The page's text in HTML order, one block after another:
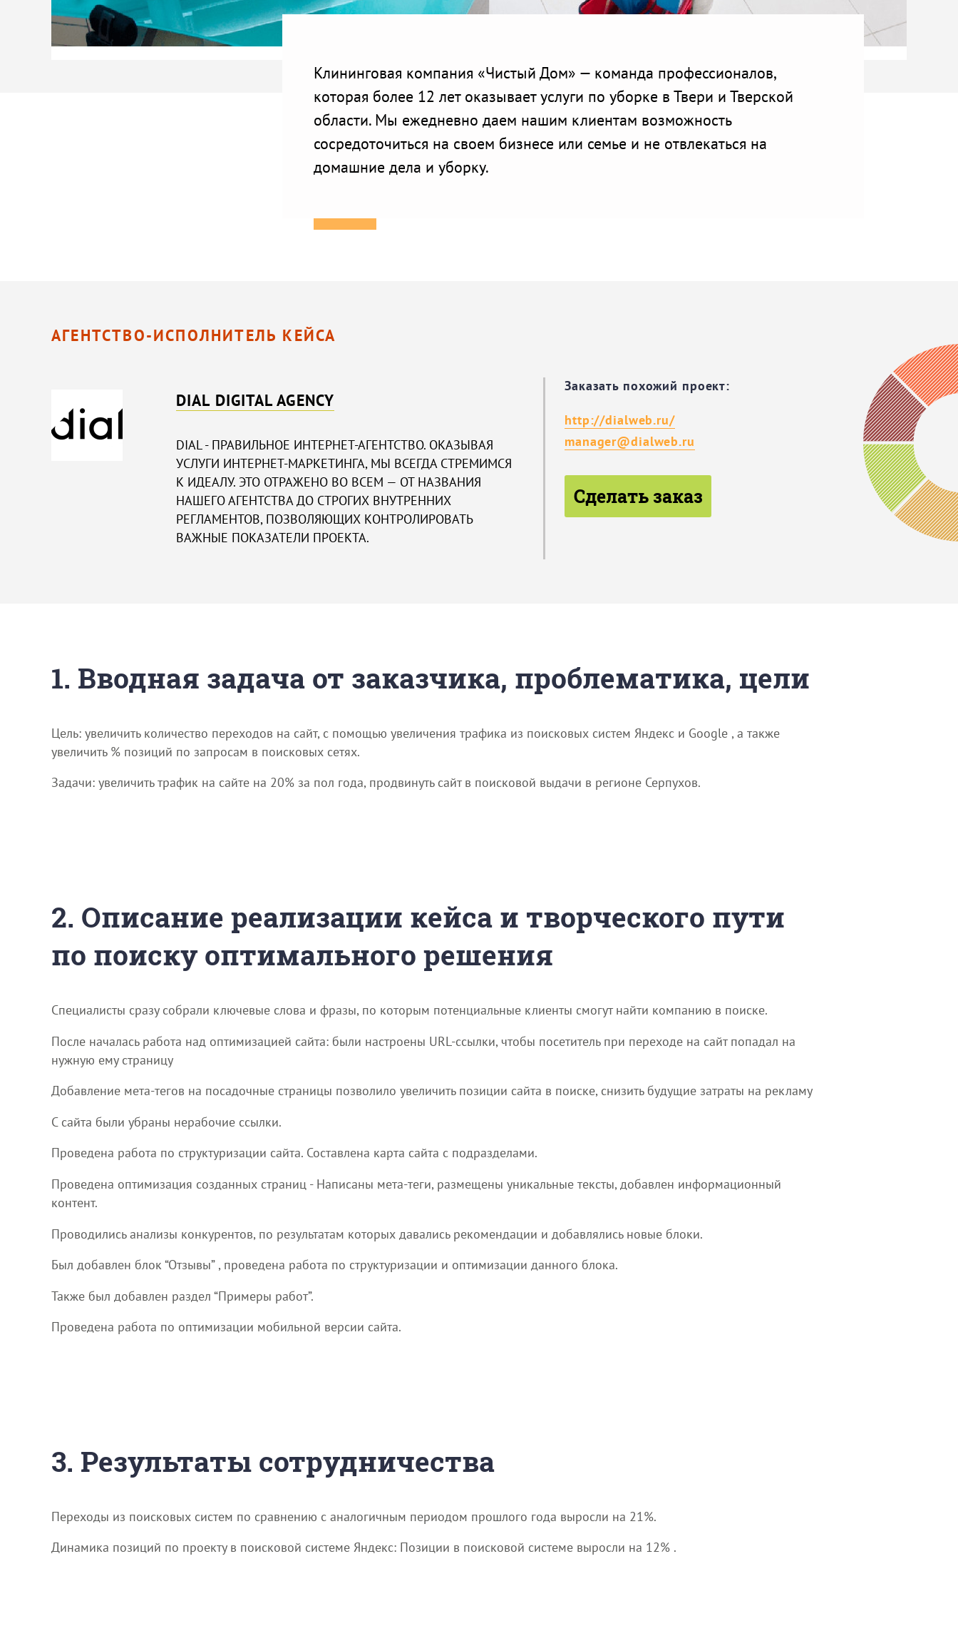
Клининговая компания «Чистый Дом» — команда профессионалов,
которая более 12 лет оказывает услуги по уборке в Твери и Тверской
области. Мы ежедневно даем нашим клиентам возможность
сосредоточиться на своем бизнесе или семье и не отвлекаться на
домашние дела и уборку.
АГЕНТСТВО-ИСПОЛНИТЕЛЬ КЕЙСА
DIAL DIGITAL AGENCY
DIAL - ПРАВИЛЬНОЕ ИНТЕРНЕТ-АГЕНТСТВО. ОКАЗЫВАЯ
УСЛУГИ ИНТЕРНЕТ-МАРКЕТИНГА, МЫ ВСЕГДА СТРЕМИМСЯ
К ИДЕАЛУ. ЭТО ОТРАЖЕНО ВО ВСЕМ — ОТ НАЗВАНИЯ
НАШЕГО АГЕНТСТВА ДО СТРОГИХ ВНУТРЕННИХ
РЕГЛАМЕНТОВ, ПОЗВОЛЯЮЩИХ КОНТРОЛИРОВАТЬ
ВАЖНЫЕ ПОКАЗАТЕЛИ ПРОЕКТА.
Заказать похожий проект:
http://dialweb.ru/
manager@dialweb.ru
Сделать заказ
1. Вводная задача от заказчика, проблематика, цели
Цель: увеличить количество переходов на сайт, с помощью увеличения трафика из поисковых систем Яндекс и Google , а также
увеличить % позиций по запросам в поисковых сетях.
Задачи: увеличить трафик на сайте на 20% за пол года, продвинуть сайт в поисковой выдачи в регионе Серпухов.
2. Описание реализации кейса и творческого пути
по поиску оптимального решения
Специалисты сразу собрали ключевые слова и фразы, по которым потенциальные клиенты смогут найти компанию в поиске.
После началась работа над оптимизацией сайта: были настроены URL-ссылки, чтобы посетитель при переходе на сайт попадал на
нужную ему страницу
Добавление мета-тегов на посадочные страницы позволило увеличить позиции сайта в поиске, снизить будущие затраты на рекламу
С сайта были убраны нерабочие ссылки.
Проведена работа по структуризации сайта. Составлена карта сайта с подразделами.
Проведена оптимизация созданных страниц - Написаны мета-теги, размещены уникальные тексты, добавлен информационный
контент.
Проводились анализы конкурентов, по результатам которых давались рекомендации и добавлялись новые блоки.
Был добавлен блок “Отзывы” , проведена работа по структуризации и оптимизации данного блока.
Также был добавлен раздел “Примеры работ”.
Проведена работа по оптимизации мобильной версии сайта.
3. Результаты сотрудничества
Переходы из поисковых систем по сравнению с аналогичным периодом прошлого года выросли на 21%.
Динамика позиций по проекту в поисковой системе Яндекс: Позиции в поисковой системе выросли на 12% .